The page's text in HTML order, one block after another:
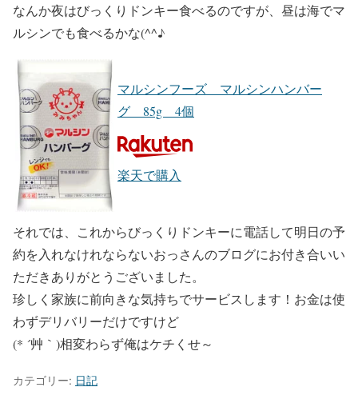
なんか夜はびっくりドンキー食べるのですが、昼は海でマ
ルシンでも食べるかな(^^♪
マルシンフーズ マルシンハンバー
グ 85g 4個
楽天で購入
それでは、これからびっくりドンキーに電話して明日の予
約を入れなけれならないおっさんのブログにお付き合いい
ただきありがとうございました。
珍しく家族に前向きな気持ちでサービスします！お金は使
わずデリバリーだけですけど
(* ´艸｀)相変わらず俺はケチくせ～
カテゴリー: 日記